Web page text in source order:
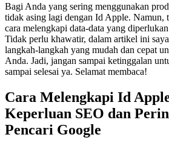
Bagi Anda yang sering menggunakan
tidak asing lagi dengan Id Apple. Namun,
cara melengkapi data-data yang
Tidak perlu khawatir, dalam artikel ini
langkah-langkah yang mudah dan cepat
Anda. Jadi, jangan sampai ketinggalan
sampai selesai ya. Selamat membaca!
Cara Melengkapi Id
Keperluan SEO dan
Pencari Google